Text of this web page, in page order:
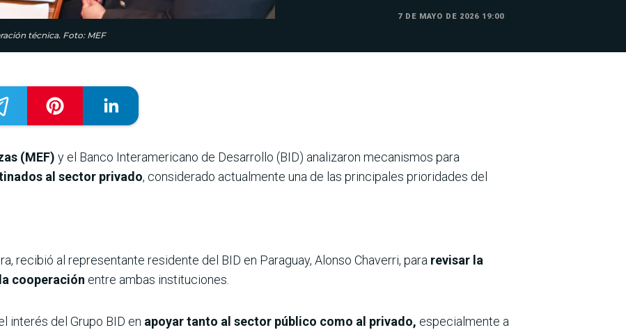
técnica. Foto: MEF
7 DE MAYO DE 2026 19:00
(MEF) y el Banco Interamericano de Desarrollo (BID) analizaron mecanismos para
al sector privado, considerado actualmente una de las principales prioridades del
recibió al representante residente del BID en Paraguay, Alonso Chaverri, para revisar la
cooperación entre ambas instituciones.
interés del Grupo BID en apoyar tanto al sector público como al privado, especialmente a